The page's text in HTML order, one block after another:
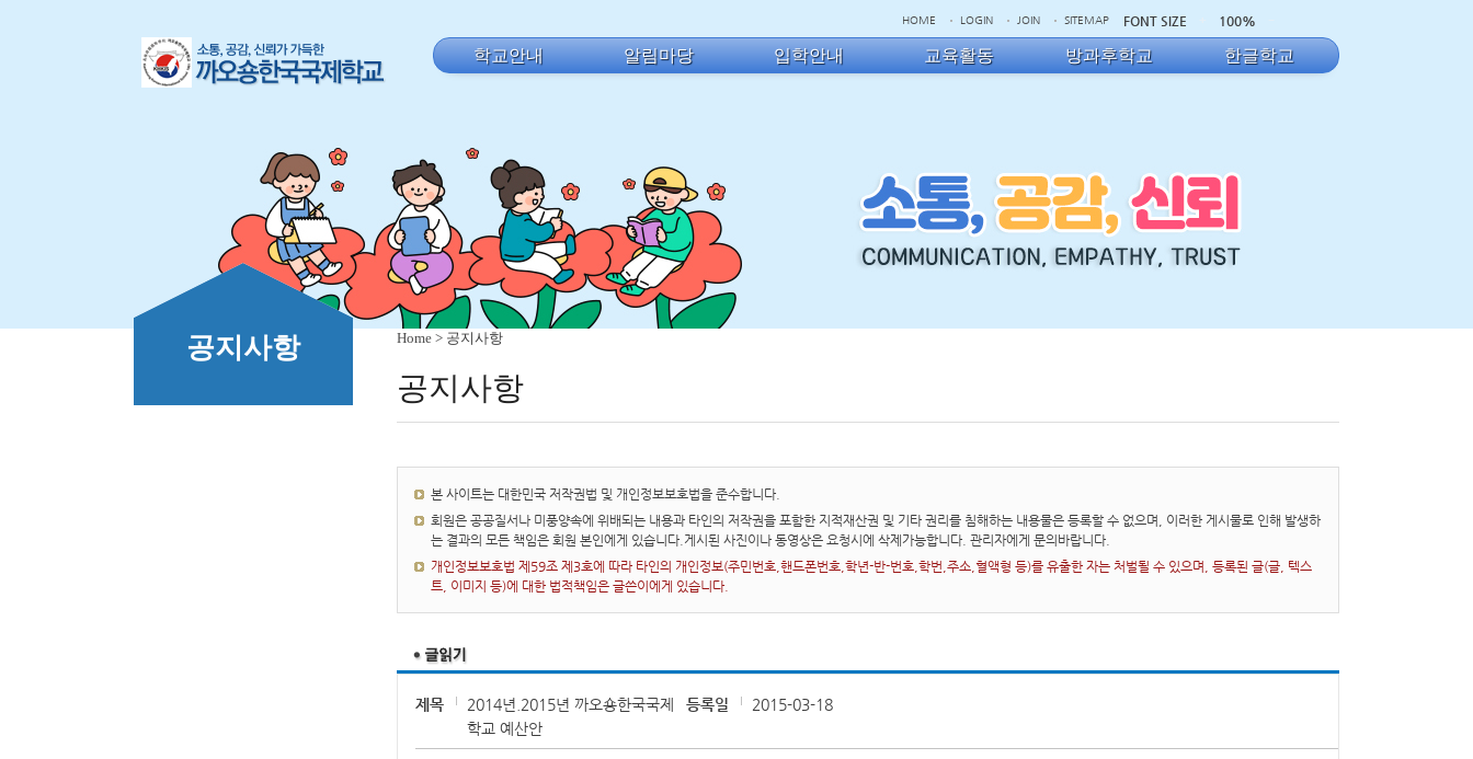
HOME LOGIN JOIN SITEMAP FONT SIZE 100%
학교안내 알림마당 입학안내 교육활동 방과후학교 한글학교
공지사항 Home > 공지사항
공지사항
본 사이트는 대한민국 저작권법 및 개인정보보호법을 준수합니다.
회원은 공공질서나 미풍양속에 위배되는 내용과 타인의 저작권을 포함한 지적재산권 및 기타 권리를 침해하는 내용물은 등록할 수 없으며, 이러한 게시물로 인해 발생하
는 결과의 모든 책임은 회원 본인에게 있습니다.게시된 사진이나 동영상은 요청시에 삭제가능합니다. 관리자에게 문의바랍니다.
개인정보보호법 제59조 제3호에 따라 타인의 개인정보(주민번호,핸드폰번호,학년-반-번호,학번,주소,혈액형 등)를 유출한 자는 처벌될 수 있으며, 등록된 글(글, 텍스
트, 이미지 등)에 대한 법적책임은 글쓴이에게 있습니다.
제목
2014년.2015년 까오숑한국국제
학교 예산안
등록일 2015-03-18